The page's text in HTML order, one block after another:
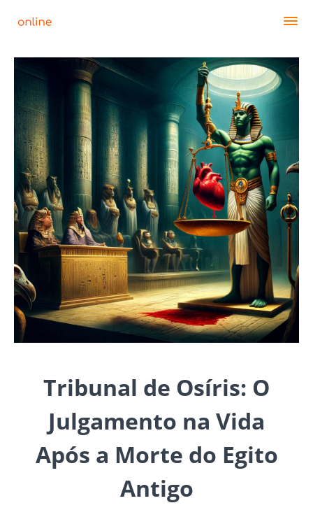
Tribunal de Osíris: O
Julgamento na Vida
Após a Morte do Egito
Antigo